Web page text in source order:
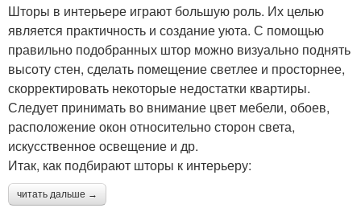
Шторы в интерьере играют большую роль. Их целью
является практичность и создание уюта. С помощью
правильно подобранных штор можно визуально поднять
высоту стен, сделать помещение светлее и просторнее,
скорректировать некоторые недостатки квартиры.
Следует принимать во внимание цвет мебели, обоев,
расположение окон относительно сторон света,
искусственное освещение и др.
Итак, как подбирают шторы к интерьеру:
читать дальше →